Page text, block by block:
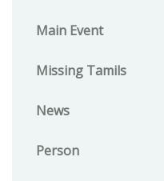
Main Event
Missing Tamils
News
Person